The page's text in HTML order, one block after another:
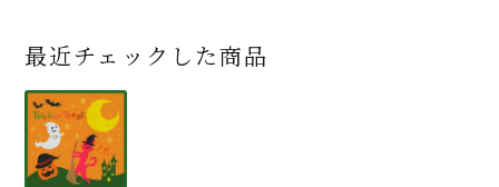
最近チェックした商品